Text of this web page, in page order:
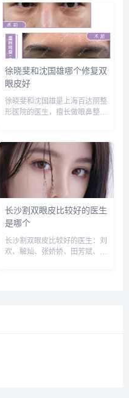
最大可能保护原有组织和血管，
选择医生需谨慎，预约或咨询添
加微信号：wuyoubianmei...
徐晓斐和沈国雄哪个修复双
眼皮好
徐晓斐和沈国雄是上海百达丽整
形医院的医生，擅长做眼鼻整形
添加微信号：wuyoubianmei或
者直接拨打400-616-6769，查
询更多医生口...
长沙割双眼皮比较好的医生
是哪个
长沙割双眼皮比较好的医生：刘
欢、解灿、张娇娇、田芳斌、余